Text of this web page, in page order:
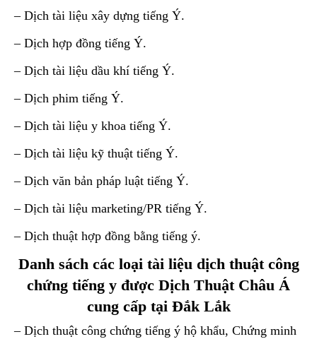
– Dịch tài liệu xây dựng tiếng Ý.
– Dịch hợp đồng tiếng Ý.
– Dịch tài liệu dầu khí tiếng Ý.
– Dịch phim tiếng Ý.
– Dịch tài liệu y khoa tiếng Ý.
– Dịch tài liệu kỹ thuật tiếng Ý.
– Dịch văn bản pháp luật tiếng Ý.
– Dịch tài liệu marketing/PR tiếng Ý.
– Dịch thuật hợp đồng bằng tiếng ý.
Danh sách các loại tài liệu dịch thuật công
chứng tiếng y được Dịch Thuật Châu Á
cung cấp tại Đắk Lắk
– Dịch thuật công chứng tiếng ý hộ khẩu, Chứng minh